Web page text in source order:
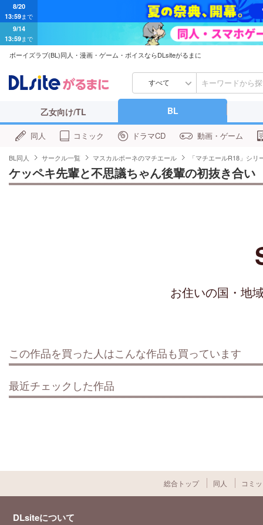
13:59まで
9/14
13:59まで
ボーイズラブ(BL)同人・漫画・ゲーム・ボイスならDLsiteがるまに
すべて
乙女向け/TL BL
同人 コミック ドラマCD 動画・ゲーム
BL同人 サークル一覧 マスカルポーネのマチエール 「マチエールR18」シリ
ケッペキ先輩と不思議ちゃん後輩の初抜き合い
お住いの国・地
この作品を買った人はこんな作品も買っています
最近チェックした作品
総合トップ 同人 コミ
DLsiteについて